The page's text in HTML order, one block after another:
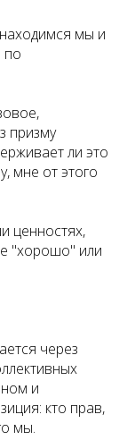
мы и
по
призму
ли это
мне от этого
ценностях,
"хорошо" или
через
и
кто прав,
мы.